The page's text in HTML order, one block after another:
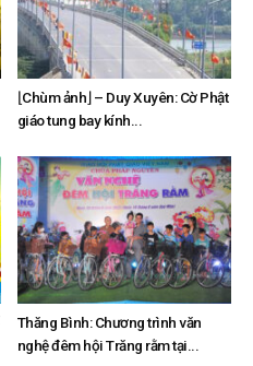
⌊Chùm ảnh⌋ – Duy Xuyên: Cờ Phật
giáo tung bay kính...
Thăng Bình: Chương trình văn
nghệ đêm hội Trăng rằm tại...